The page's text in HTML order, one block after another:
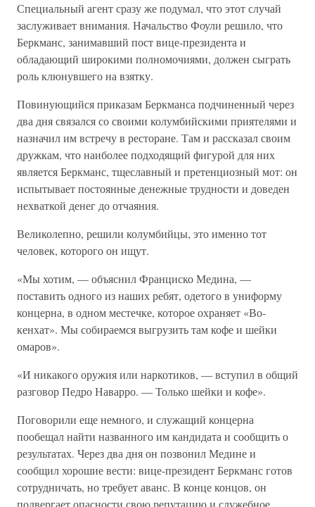
Специальный агент сразу же подумал, что этот случай
заслуживает внимания. Начальство Фоули решило, что
Беркманс, занимавший пост вице-президента и
обладающий широкими полномочиями, должен сыграть
роль клюнувшего на взятку.
Повинующийся приказам Беркманса подчиненный через
два дня связался со своими колумбийскими приятелями и
назначил им встречу в ресторане. Там и рассказал своим
дружкам, что наиболее подходящий фигурой для них
является Беркманс, тщеславный и претенциозный мот: он
испытывает постоянные денежные трудности и доведен
нехваткой денег до отчаяния.
Великолепно, решили колумбийцы, это именно тот
человек, которого он ищут.
«Мы хотим, — объяснил Франциско Медина, —
поставить одного из наших ребят, одетого в униформу
концерна, в одном местечке, которое охраняет «Во-
кенхат». Мы собираемся выгрузить там кофе и шейки
омаров».
«И никакого оружия или наркотиков, — вступил в общий
разговор Педро Наварро. — Только шейки и кофе».
Поговорили еще немного, и служащий концерна
пообещал найти названного им кандидата и сообщить о
результатах. Через два дня он позвонил Медине и
сообщил хорошие вести: вице-президент Беркманс готов
сотрудничать, но требует аванс. В конце концов, он
подвергает опасности свою репутацию и служебное